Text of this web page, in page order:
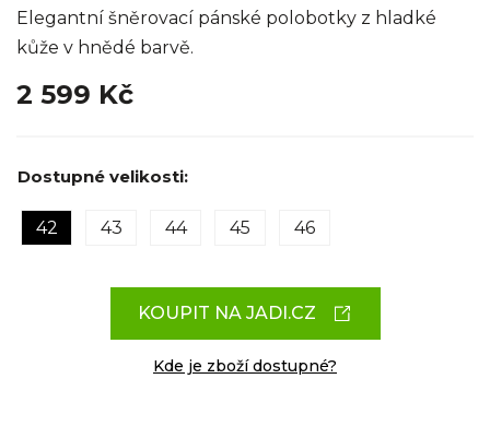
Elegantní šněrovací pánské polobotky z hladké
kůže v hnědé barvě.
2 599 Kč
Dostupné velikosti:
42 43 44 45 46
KOUPIT NA JADI.CZ
Kde je zboží dostupné?